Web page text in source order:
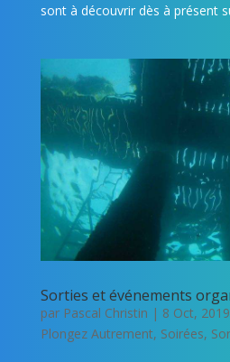
sont à découvrir dès à présent
Sorties et événements
par Pascal Christin | 8 Oct, 2019
Plongez Autrement, Soirées,